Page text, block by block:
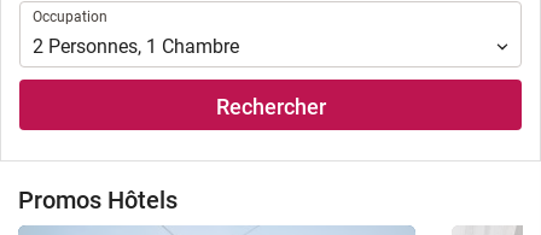
Occupation
Occupation
2 Personnes, 1 Chambre
Rechercher
Promos Hôtels